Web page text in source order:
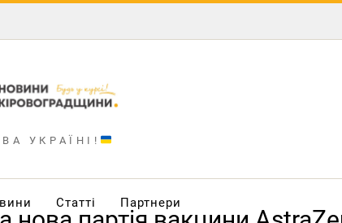
УКРАЇНІ!
Статті Партнери